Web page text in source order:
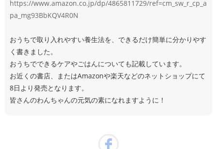
https://www.amazon.co.jp/dp/4865811729/ref=cm_sw_r_cp_a
pa_mg93BbKQV4R0N
おうちで取り入れやすい養生法を、できるだけ簡単に分かりやす
く書きました。
おうちでできるケアやごはんについても記載しています。
お近くの書店、またはAmazonや楽天などのネットショップにて
8日より発売となります。
皆さんのわんちゃんの元気の素になれますように！